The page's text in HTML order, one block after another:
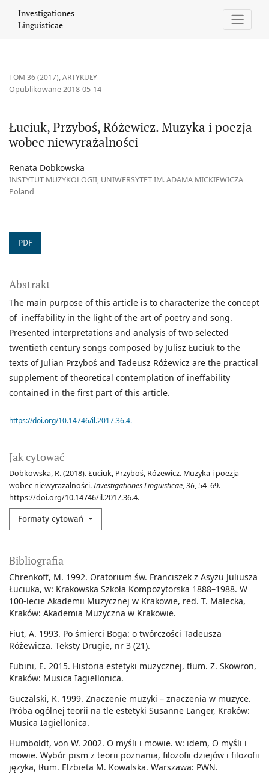
Investigationes
Linguisticae
TOM 36 (2017),ARTYKUŁY
Łuciuk, Przyboś, Różewicz. Muzyka i poezja
wobec niewyrażalności
Opublikowane 2018-05-14
Renata Dobkowska
INSTYTUT MUZYKOLOGII, UNIWERSYTET IM. ADAMA MICKIEWICZA
Poland
PDF
Jak cytować
Dobkowska, R. (2018). Łuciuk, Przyboś, Różewicz. Muzyka i poezja
wobec niewyrażalności.Investigationes Linguisticae,36, 54–69.
https://doi.org/10.14746/il.2017.36.4.
Formaty cytowań
Abstrakt
The main purpose of this article is to characterize the concept
of ineffability in the light of the art of poetry and song.
Presented interpretations and analysis of two selected
twentieth century songs composed by Julisz Łuciuk to the
texts of Julian Przyboś and Tadeusz Różewicz are the practical
supplement of theoretical contemplation of ineffability
contained in the first part of this article.
https://doi.org/10.14746/il.2017.36.4.
Bibliografia
Chrenkoff, M. 1992. Oratorium św. Franciszek z Asyżu Juliusza
Łuciuka, w: Krakowska Szkoła Kompozytorska 1888–1988. W
100-lecie Akademii Muzycznej w Krakowie, red. T. Malecka,
Kraków: Akademia Muzyczna w Krakowie.
Fiut, A. 1993. Po śmierci Boga: o twórczości Tadeusza
Różewicza. Teksty Drugie, nr 3 (21).
Fubini, E. 2015. Historia estetyki muzycznej, tłum. Z. Skowron,
Kraków: Musica Iagiellonica.
Guczalski, K. 1999. Znaczenie muzyki – znaczenia w muzyce.
Próba ogólnej teorii na tle estetyki Susanne Langer, Kraków:
Musica Iagiellonica.
Humboldt, von W. 2002. O myśli i mowie. w: idem, O myśli i
mowie. Wybór pism z teorii poznania, filozofii dziejów i filozofii
języka, tłum. Elżbieta M. Kowalska. Warszawa: PWN.